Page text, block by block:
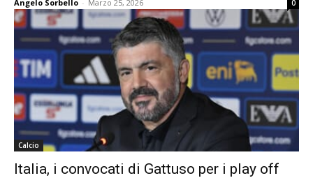
Angelo Sorbello - Marzo 25, 2026 0
Calcio
Italia, i convocati di Gattuso per i play off